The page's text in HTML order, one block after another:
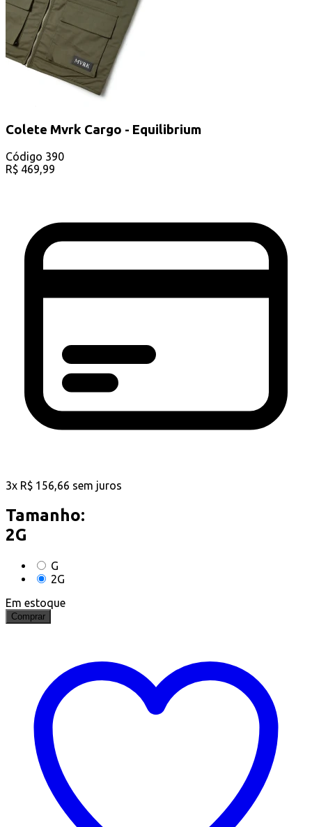
Colete Mvrk Cargo - Equilibrium
Código 390
R$ 469,99
3x R$ 156,66 sem juros
Tamanho:
2G
G
2G
Em estoque
Comprar